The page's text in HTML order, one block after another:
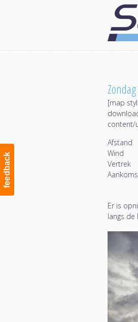
feedback
Navigation
[map
content/
Afstand
Wind
Vertrek
Er is
langs de